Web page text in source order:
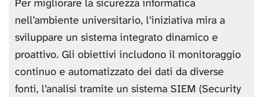
Per migliorare la sicurezza informatica
nell’ambiente universitario, l’iniziativa mira a
sviluppare un sistema integrato dinamico e
proattivo. Gli obiettivi includono il monitoraggio
continuo e automatizzato dei dati da diverse
fonti, l’analisi tramite un sistema SIEM (Security